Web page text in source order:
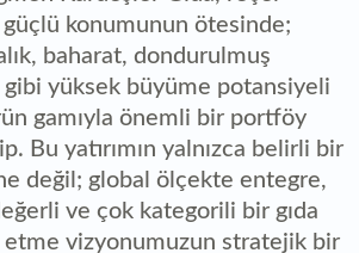
konumunun ötesinde;
baharat, dondurulmuş
yüksek büyüme potansiyeli
gamıyla önemli bir portföy
Bu yatırımın yalnızca belirli bir
değil; global ölçekte entegre,
ve çok kategorili bir gıda
vizyonumuzun stratejik bir